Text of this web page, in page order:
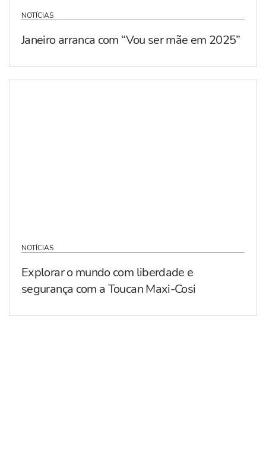
NOTÍCIAS
Janeiro arranca com “Vou ser mãe em 2025”
NOTÍCIAS
Explorar o mundo com liberdade e
segurança com a Toucan Maxi-Cosi